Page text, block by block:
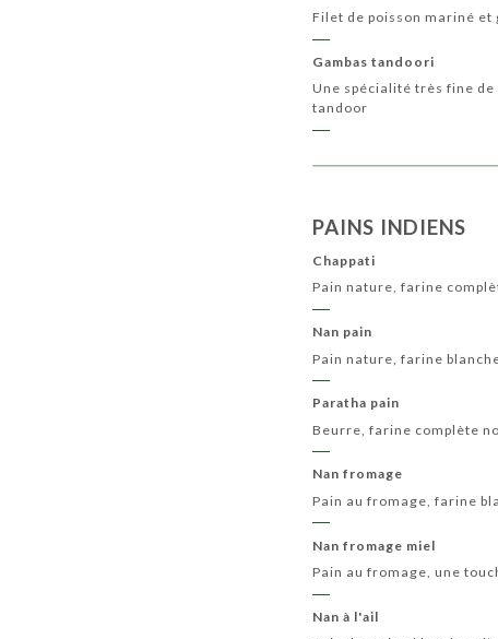
Filet de poisson mariné
Gambas tandoori
Une spécialité très fine
tandoor
PAINS INDIENS
Chappati
Pain nature, farine
Nan pain
Pain nature, farine
Paratha pain
Beurre, farine complète
Nan fromage
Pain au fromage, farine
Nan fromage miel
Pain au fromage, une
Nan à l'ail